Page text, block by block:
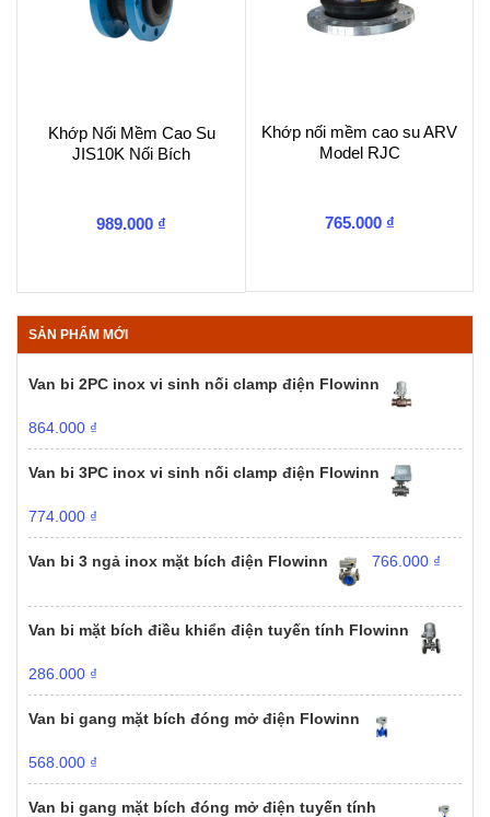
Khớp Nối Mềm Cao Su
JIS10K Nối Bích
989.000 ₫
Khớp nối mềm cao su ARV
Model RJC
765.000 ₫
SẢN PHẨM MỚI
Van bi 2PC inox vi sinh nối clamp điện Flowinn
864.000 ₫
Van bi 3PC inox vi sinh nối clamp điện Flowinn
774.000 ₫
Van bi 3 ngả inox mặt bích điện Flowinn 766.000 ₫
Van bi mặt bích điều khiển điện tuyến tính Flowinn
286.000 ₫
Van bi gang mặt bích đóng mở điện Flowinn
568.000 ₫
Van bi gang mặt bích đóng mở điện tuyến tính